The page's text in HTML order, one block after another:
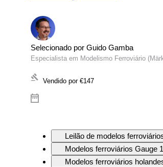
Selecionado por Guido Gamba
Especialista em Modelismo Ferroviário
Vendido por €147
Leilão de modelos
Modelos ferroviários Gauge
Modelos ferroviários